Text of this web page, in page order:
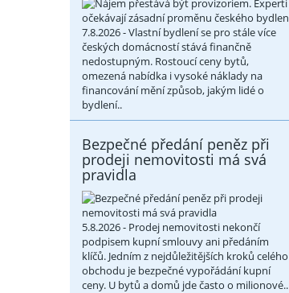
7.8.2026 - Vlastní bydlení se pro stále více
českých domácností stává finančně
nedostupným. Rostoucí ceny bytů,
omezená nabídka i vysoké náklady na
financování mění způsob, jakým lidé o
bydlení..
Bezpečné předání peněz při
prodeji nemovitosti má svá
pravidla
5.8.2026 - Prodej nemovitosti nekončí
podpisem kupní smlouvy ani předáním
klíčů. Jedním z nejdůležitějších kroků celého
obchodu je bezpečné vypořádání kupní
ceny. U bytů a domů jde často o milionové..